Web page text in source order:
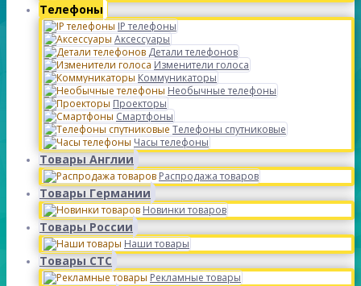
Телефоны
IP телефоны
Аксессуары
Детали телефонов
Изменители голоса
Коммуникаторы
Необычные телефоны
Проекторы
Смартфоны
Телефоны спутниковые
Часы телефоны
Товары Англии
Распродажа товаров
Товары Германии
Новинки товаров
Товары России
Наши товары
Товары СТС
Рекламные товары